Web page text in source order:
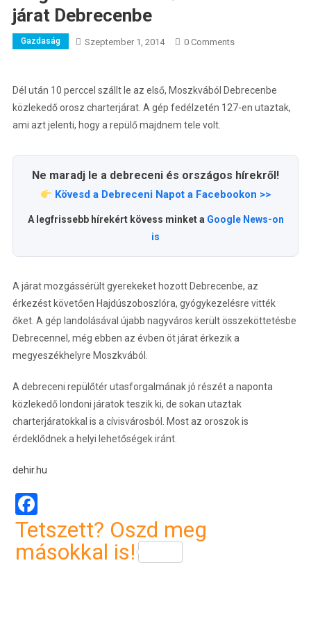
járat Debrecenbe
Gazdaság Szeptember 1, 2014 0 Comments
Dél után 10 perccel szállt le az első, Moszkvából Debrecenbe
közlekedő orosz charterjárat. A gép fedélzetén 127-en utaztak,
ami azt jelenti, hogy a repülő majdnem tele volt.
Ne maradj le a debreceni és országos hírekről!
Kövesd a Debreceni Napot a Facebookon >>
A legfrissebb hírekért kövess minket a Google News-on
is
A járat mozgássérült gyerekeket hozott Debrecenbe, az
érkezést követően Hajdúszoboszlóra, gyógykezelésre vitték
őket. A gép landolásával újabb nagyváros került összeköttetésbe
Debrecennel, még ebben az évben öt járat érkezik a
megyeszékhelyre Moszkvából.
A debreceni repülőtér utasforgalmának jó részét a naponta
közlekedő londoni járatok teszik ki, de sokan utaztak
charterjáratokkal is a cívisvárosból. Most az oroszok is
érdeklődnek a helyi lehetőségek iránt.
dehir.hu
Facebook
Tetszett? Oszd meg
másokkal is!